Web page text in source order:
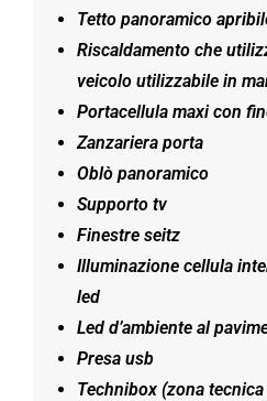
Tetto panoramico
Riscaldamento che
veicolo utilizzabile in
Portacellula maxi con
Zanzariera porta
Oblò panoramico
Supporto tv
Finestre seitz
Illuminazione cellula
led
Led d’ambiente al
Presa usb
Technibox (zona